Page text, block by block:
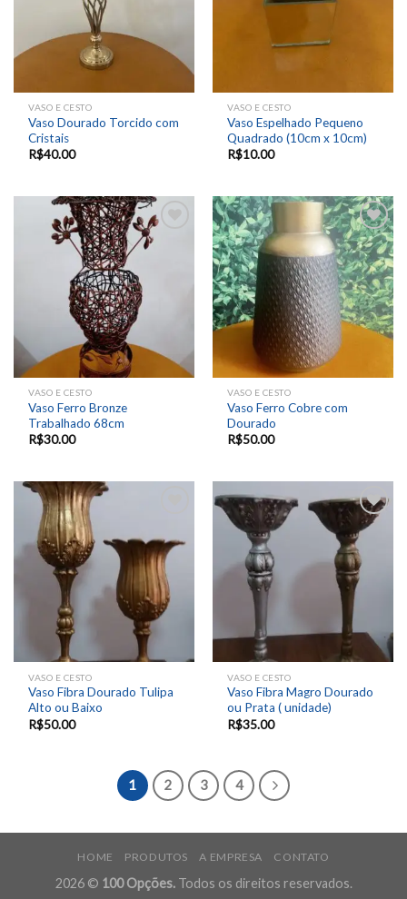
VASO E CESTO
Vaso Dourado Torcido com
Cristais
R$40.00
VASO E CESTO
Vaso Espelhado Pequeno
Quadrado (10cm x 10cm)
R$10.00
Add to
VASO E CESTO
Vaso Ferro Bronze
Trabalhado 68cm
R$30.00
Add to
wishlist
VASO E CESTO
Vaso Ferro Cobre com
Dourado
R$50.00
wishlist
VASO E CESTO
Vaso Fibra Dourado Tulipa
Alto ou Baixo
R$50.00
Add to
wishlist
VASO E CESTO
Vaso Fibra Magro Dourado
ou Prata ( unidade)
R$35.00
1 2 3 4
HOME PRODUTOS A EMPRESA CONTATO
2026 © 100 Opções.Todos os direitos reservados.